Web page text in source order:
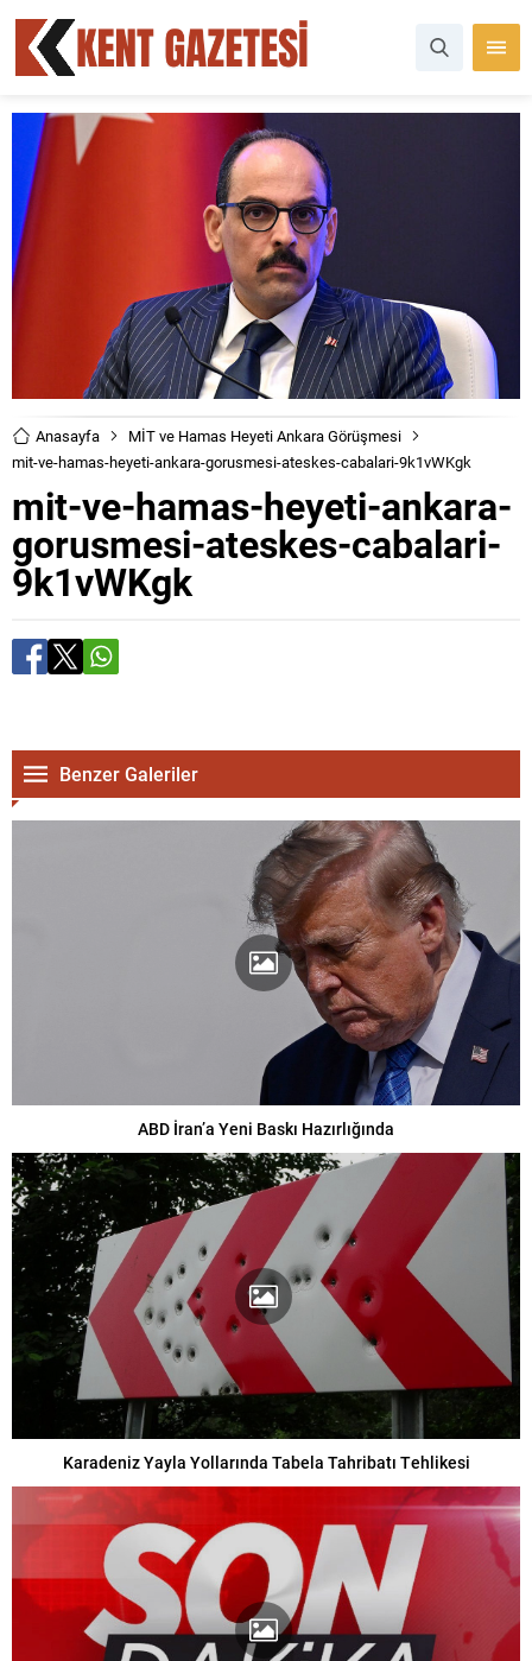
Anasayfa
MİT ve Hamas Heyeti Ankara Görüşmesi
mit-ve-hamas-heyeti-ankara-gorusmesi-ateskes-cabalari-9k1vWKgk
mit-ve-hamas-heyeti-ankara-
gorusmesi-ateskes-cabalari-
9k1vWKgk
Benzer Galeriler
ABD İran’a Yeni Baskı Hazırlığında
Karadeniz Yayla Yollarında Tabela Tahribatı Tehlikesi